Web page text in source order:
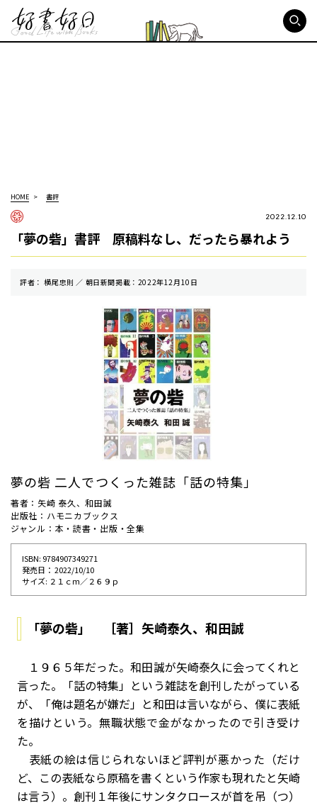
HOME 書評
2022.12.10
「夢の砦」書評 原稿料なし、だったら暴れよう
評者： 横尾忠則 ／ 朝⽇新聞掲載：2022年12月10日
夢の砦 二人でつくった雑誌「話の特集」
著者：矢崎 泰久、和田誠
出版社：ハモニカブックス
ジャンル：本・読書・出版・全集
ISBN: 9784907349271
発売⽇： 2022/10/10
サイズ: ２１ｃｍ／２６９ｐ
「夢の砦」 ［著］矢崎泰久、和田誠
１９６５年だった。和田誠が矢崎泰久に会ってくれと
言った。「話の特集」という雑誌を創刊したがっている
が、「俺は題名が嫌だ」と和田は言いながら、僕に表紙
を描けという。無職状態で金がなかったので引き受け
た。
表紙の絵は信じられないほど評判が悪かった（だけ
ど、この表紙なら原稿を書くという作家も現れたと矢崎
は言う）。創刊１年後にサンタクロースが首を吊（つ）